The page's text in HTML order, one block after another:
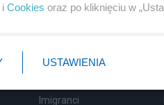
Polityka
KO
Imigranci
i Cookies oraz po kliknięciu w
USTAWIENIA